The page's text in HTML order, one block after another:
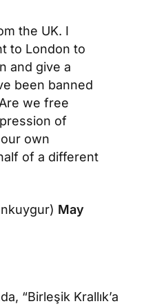
the UK. I
to London to
and give a
been banned
we free
of
own
of a different
May
“Birleşik Krallık’a